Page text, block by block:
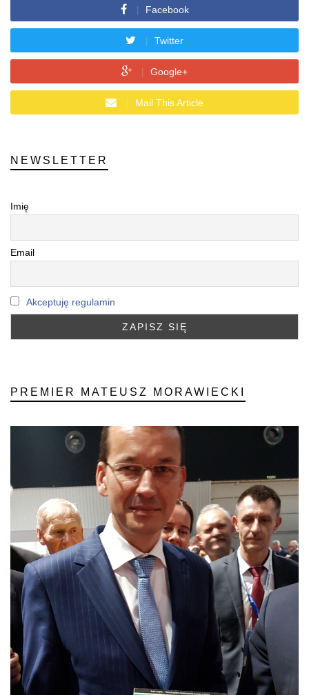
Facebook
Twitter
Google+
Mail This Article
NEWSLETTER
Imię
Email
Akceptuję regulamin
PREMIER MATEUSZ MORAWIECKI